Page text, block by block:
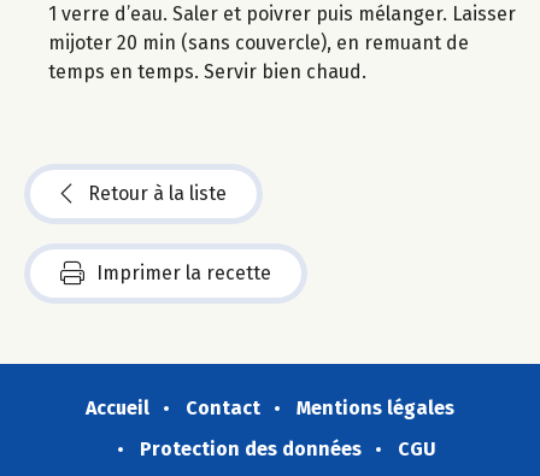
1 verre d’eau. Saler et poivrer puis mélanger. Laisser
mijoter 20 min (sans couvercle), en remuant de
temps en temps. Servir bien chaud.
Retour à la liste
Imprimer la recette
Accueil Contact
Mentions légales
Protection des données
CGU